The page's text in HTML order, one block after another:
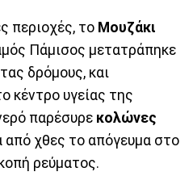
περιοχές, το Μουζάκι
Πάμισος μετατράπηκε
δρόμους, και
κέντρο υγείας της
παρέσυρε κολώνες
από χθες το απόγευμα στο
ρεύματος.